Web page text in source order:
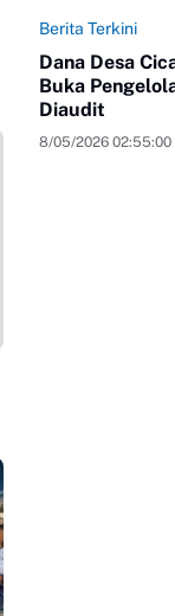
Berita Terkini
Dana Desa
Buka
Diaudit
8/05/2026 02:55:00